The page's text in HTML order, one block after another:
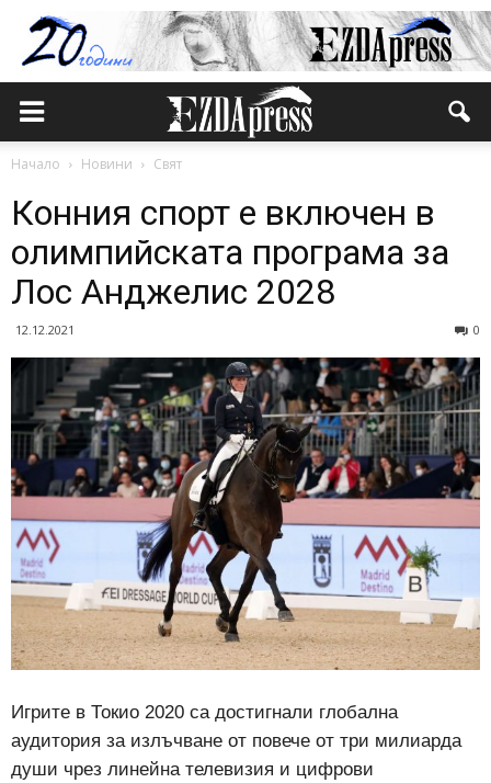
Начало Новини Свят
Конния спорт е включен в
олимпийската програма за
Лос Анджелис 2028
12.12.2021 0
Игрите в Токио 2020 са достигнали глобална
аудитория за излъчване от повече от три милиарда
души чрез линейна телевизия и цифрови